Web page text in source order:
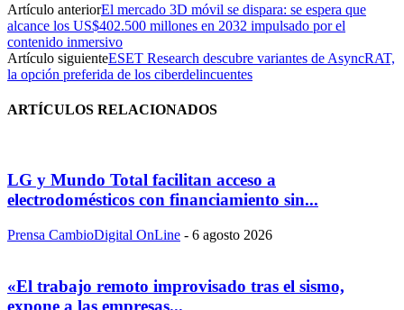
Artículo anteriorEl mercado 3D móvil se dispara: se espera que
alcance los US$402.500 millones en 2032 impulsado por el
contenido inmersivo
Artículo siguienteESET Research descubre variantes de AsyncRAT,
la opción preferida de los ciberdelincuentes
ARTÍCULOS RELACIONADOS
LG y Mundo Total facilitan acceso a
electrodomésticos con financiamiento sin...
Prensa CambioDigital OnLine - 6 agosto 2026
«El trabajo remoto improvisado tras el sismo,
expone a las empresas...